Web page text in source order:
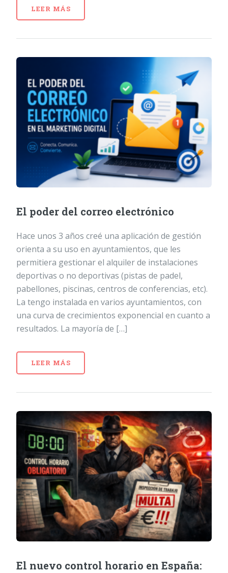
LEER MÁS
El poder del correo electrónico
Hace unos 3 años creé una aplicación de gestión
orienta a su uso en ayuntamientos, que les
permitiera gestionar el alquiler de instalaciones
deportivas o no deportivas (pistas de padel,
pabellones, piscinas, centros de conferencias, etc).
La tengo instalada en varios ayuntamientos, con
una curva de crecimientos exponencial en cuanto a
resultados. La mayoría de […]
LEER MÁS
El nuevo control horario en España: